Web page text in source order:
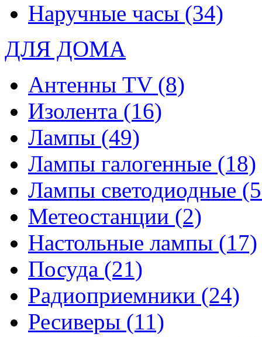
Наручные часы (34)
ДЛЯ ДОМА
Антенны TV (8)
Изолента (16)
Лампы (49)
Лампы галогенные (18)
Лампы светодиодные
Метеостанции (2)
Настольные лампы (17)
Посуда (21)
Радиоприемники (24)
Ресиверы (11)